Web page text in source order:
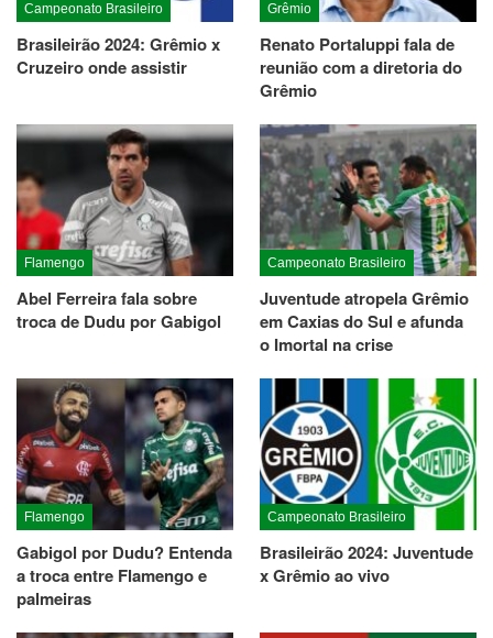
Campeonato Brasileiro
Brasileirão 2024: Grêmio x
Cruzeiro onde assistir
Grêmio
Renato Portaluppi fala de
reunião com a diretoria do
Grêmio
Flamengo
Abel Ferreira fala sobre
troca de Dudu por Gabigol
Campeonato Brasileiro
Juventude atropela Grêmio
em Caxias do Sul e afunda
o Imortal na crise
Flamengo
Gabigol por Dudu? Entenda
a troca entre Flamengo e
palmeiras
Campeonato Brasileiro
Brasileirão 2024: Juventude
x Grêmio ao vivo